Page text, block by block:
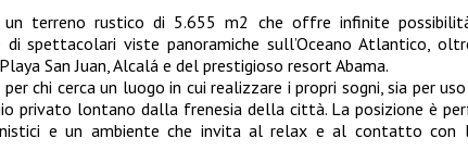
terreno rustico di 5.655 m2 che offre infinite
spettacolari viste panoramiche sull’Oceano Atlantico,
San Juan, Alcalá e del prestigioso resort Abama.
chi cerca un luogo in cui realizzare i propri sogni, sia per
privato lontano dalla frenesia della città. La posizione è
e un ambiente che invita al relax e al contatto con